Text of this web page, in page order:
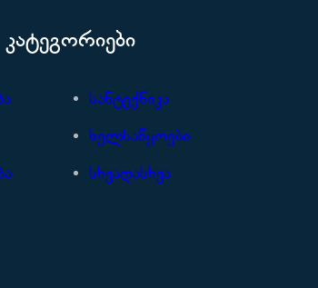
კატეგორიები
სანტექნიკა
ხელსაწყოები
სხვადასხვა